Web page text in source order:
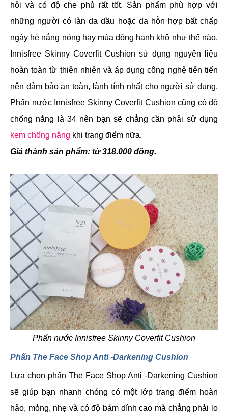
hôi và có độ che phủ rất tốt. Sản phẩm phù hợp với
những người có làn da dầu hoặc da hỗn hợp bất chấp
ngày hè nắng nóng hay mùa đông hanh khô như thế nào.
Innisfree Skinny Coverfit Cushion sử dụng nguyên liệu
hoàn toàn từ thiên nhiên và áp dụng công nghệ tiên tiến
nên đảm bảo an toàn, lành tính nhất cho người sử dụng.
Phấn nước Innisfree Skinny Coverfit Cushion cũng có độ
chống nắng là 34 nên bạn sẽ chẳng cần phải sử dụng
kem chống nắng khi trang điểm nữa.
Giá thành sản phẩm: từ 318.000 đồng.
Phấn nước Innisfree Skinny Coverfit Cushion
Phấn The Face Shop Anti -Darkening Cushion
Lựa chọn phấn The Face Shop Anti -Darkening Cushion
sẽ giúp bạn nhanh chóng có một lớp trang điểm hoàn
hảo, mỏng, nhẹ và có độ bám dính cao mà chẳng phải lo